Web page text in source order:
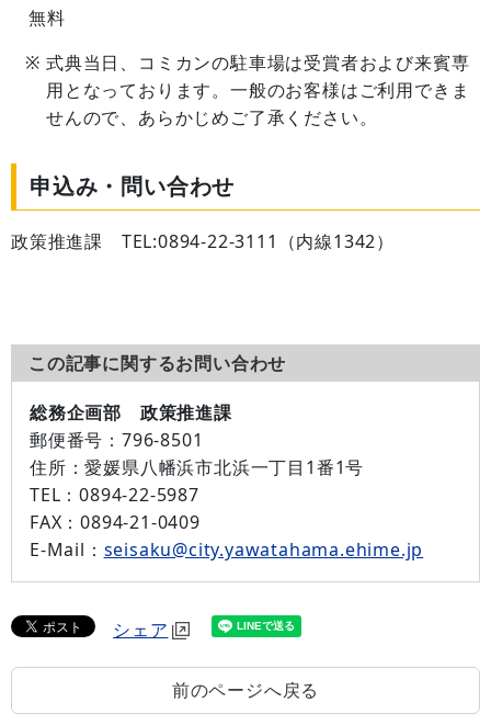
無料
式典当日、コミカンの駐車場は受賞者および来賓専
用となっております。一般のお客様はご利用できま
せんので、あらかじめご了承ください。
申込み・問い合わせ
政策推進課 TEL:0894-22-3111（内線1342）
この記事に関するお問い合わせ
総務企画部 政策推進課
郵便番号： 796-8501
住所：愛媛県八幡浜市北浜一丁目1番1号
TEL：0894-22-5987
FAX：0894-21-0409
E-Mail： seisaku@city.yawatahama.ehime.jp
シェア
前のページへ戻る